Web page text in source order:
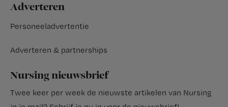
Adverteren
Personeeladvertentie
Adverteren & partnerships
Nursing nieuwsbrief
Twee keer per week de nieuwste artikelen van Nursing